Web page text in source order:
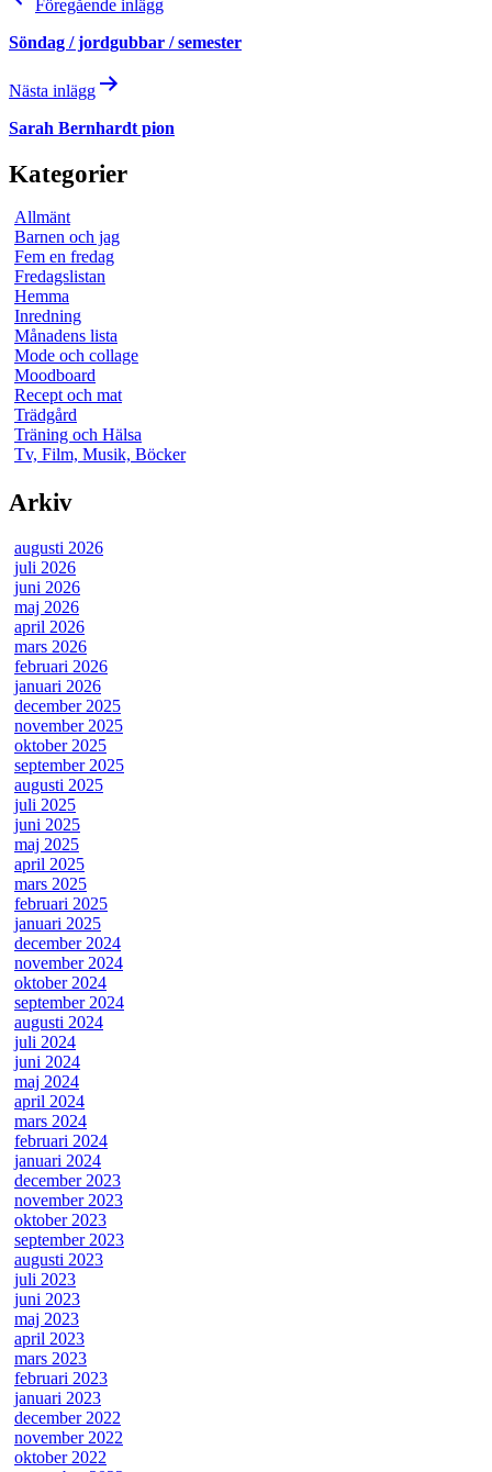
Föregående inlägg
Söndag / jordgubbar / semester
Nästa inlägg
Sarah Bernhardt pion
Kategorier
Allmänt
Barnen och jag
Fem en fredag
Fredagslistan
Hemma
Inredning
Månadens lista
Mode och collage
Moodboard
Recept och mat
Trädgård
Träning och Hälsa
Tv, Film, Musik, Böcker
Arkiv
augusti 2026
juli 2026
juni 2026
maj 2026
april 2026
mars 2026
februari 2026
januari 2026
december 2025
november 2025
oktober 2025
september 2025
augusti 2025
juli 2025
juni 2025
maj 2025
april 2025
mars 2025
februari 2025
januari 2025
december 2024
november 2024
oktober 2024
september 2024
augusti 2024
juli 2024
juni 2024
maj 2024
april 2024
mars 2024
februari 2024
januari 2024
december 2023
november 2023
oktober 2023
september 2023
augusti 2023
juli 2023
juni 2023
maj 2023
april 2023
mars 2023
februari 2023
januari 2023
december 2022
november 2022
oktober 2022